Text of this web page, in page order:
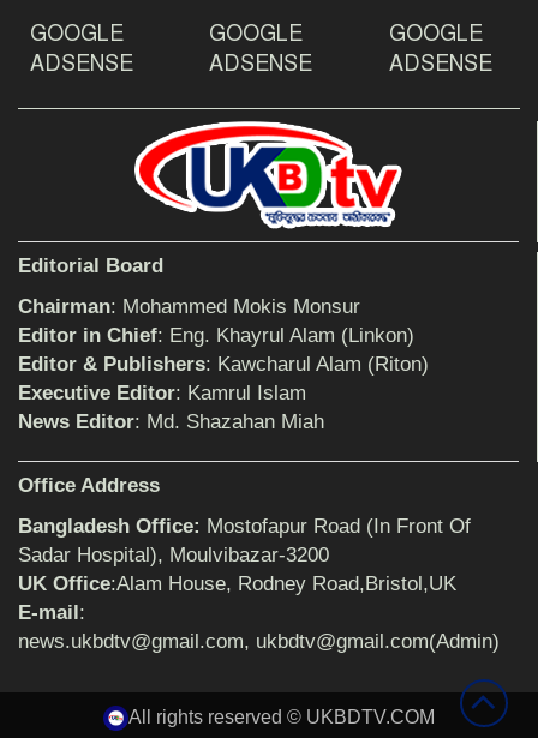
GOOGLE
ADSENSE
GOOGLE
ADSENSE
GOOGLE
ADSENSE
Editorial Board
Chairman: Mohammed Mokis Monsur
Editor in Chief: Eng. Khayrul Alam (Linkon)
Editor & Publishers: Kawcharul Alam (Riton)
Executive Editor: Kamrul Islam
News Editor: Md. Shazahan Miah
Office Address
Bangladesh Office: Mostofapur Road (In Front Of
Sadar Hospital), Moulvibazar-3200
UK Office:Alam House, Rodney Road,Bristol,UK
E-mail:
news.ukbdtv@gmail.com, ukbdtv@gmail.com(Admin)
All rights reserved © UKBDTV.COM